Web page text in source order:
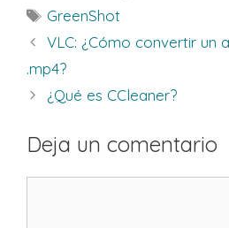
Etiquetas
GreenShot
VLC: ¿Cómo convertir un
.mp4?
¿Qué es CCleaner?
Deja un comentario